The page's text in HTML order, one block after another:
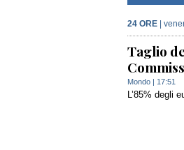
24 ORE
Taglio
Mondo | 17:51
L’85% degli